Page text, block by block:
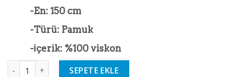
-En: 150 cm
-Türü: Pamuk
-İçerik: %100 viskon
Rolly Viskon Kumaş adet
SEPETE EKLE